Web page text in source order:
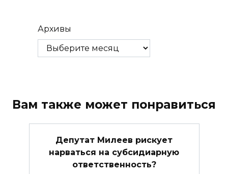
Архивы
Вам также может понравиться
Депутат Милеев рискует
нарваться на субсидиарную
ответственность?